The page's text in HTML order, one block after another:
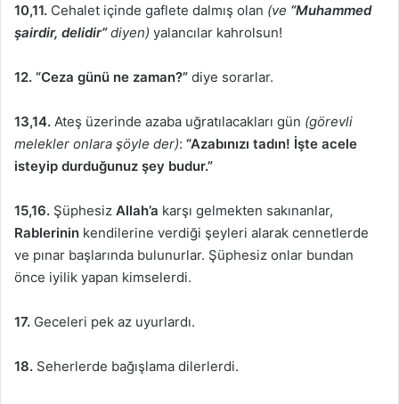
10,11. Cehalet içinde gaflete dalmış olan (ve “Muhammed
şairdir, delidir”diyen) yalancılar kahrolsun!
12. “Ceza günü ne zaman?” diye sorarlar.
13,14. Ateş üzerinde azaba uğratılacakları gün (görevli
melekler onlara şöyle der): “Azabınızı tadın! İşte acele
isteyip durduğunuz şey budur.”
15,16. Şüphesiz Allah’a karşı gelmekten sakınanlar,
Rablerinin kendilerine verdiği şeyleri alarak cennetlerde
ve pınar başlarında bulunurlar. Şüphesiz onlar bundan
önce iyilik yapan kimselerdi.
17. Geceleri pek az uyurlardı.
18. Seherlerde bağışlama dilerlerdi.